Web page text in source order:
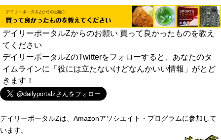
デイリーポータルZからのお願い 買って良かったものを教え
てください
デイリーポータルZのTwitterをフォローすると、あなたのタ
イムラインに「役には立たないけどなんかいい情報」がとど
きます！
デイリーポータルZは、Amazonアソシエイト・プログラムに参加して
います。